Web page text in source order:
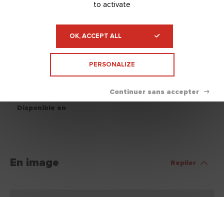
/
Couleur produit
/
/
Eau.
Disponible en
En image Replier
to activate
OK, ACCEPT ALL
PERSONALIZE